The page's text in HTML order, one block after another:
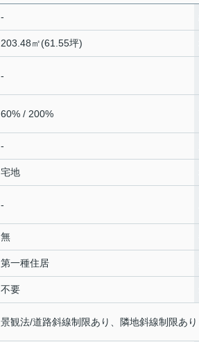
-
203.48㎡(61.55坪)
-
60% / 200%
-
宅地
-
無
第一種住居
不要
景観法/道路斜線制限あり、隣地斜線制限あり